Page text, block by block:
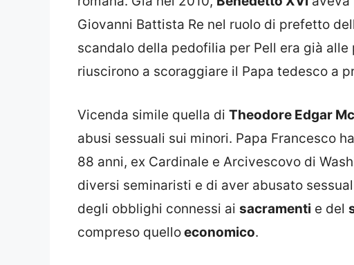
Giovanni Battista Re nel ruolo di prefetto
scandalo della pedofilia per Pell era già
riuscirono a scoraggiare il Papa tedesco a
Vicenda simile quella di Theodore Edgar
abusi sessuali sui minori. Papa Francesco
88 anni, ex Cardinale e Arcivescovo di
diversi seminaristi e di aver abusato
degli obblighi connessi ai sacramenti e del
compreso quelloeconomico.